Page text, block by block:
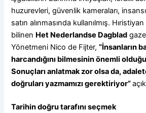
huzurevleri, güvenlik kameraları,
satın alınmasında kullanılmış.
bilinen Het Nederlandse Dagblad
Yönetmeni Nico de Fijter,“İnsanların
harcandığını bilmesinin önemli
Sonuçları anlatmak zor olsa da,
doğruları yazmamızı gerektiriyor”
Tarihin doğru tarafını seçmek